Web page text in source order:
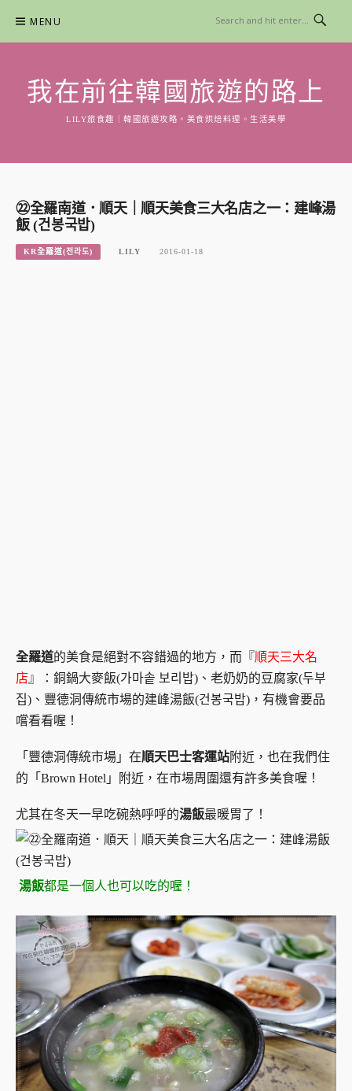
content
MENU
我在前往韓國旅遊的路上
LILY旅食趣｜韓國旅遊攻略。美食烘焙料理。生活美學
㉒全羅南道．順天｜順天美食三大名店之一：建峰湯
飯 (건봉국밥)
KR全羅道(전라도) LILY 2016-01-18
全羅道的美食是絕對不容錯過的地方，而『順天三大名
店』：銅鍋大麥飯(가마솥 보리밥)、老奶奶的豆腐家(두부
집)、豐德洞傳統市場的建峰湯飯(건봉국밥)，有機會要品
嚐看看喔！
「豐德洞傳統市場」在順天巴士客運站附近，也在我們住
的「Brown Hotel」附近，在市場周圍還有許多美食喔！
尤其在冬天一早吃碗熱呼呼的湯飯最暖胃了！
湯飯都是一個人也可以吃的喔！